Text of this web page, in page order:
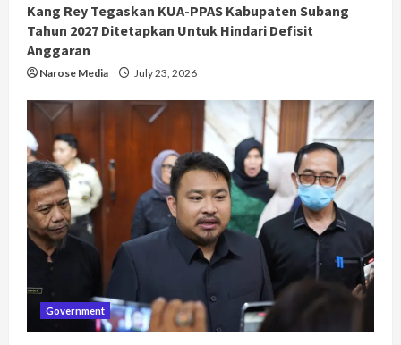
Kang Rey Tegaskan KUA-PPAS Kabupaten Subang
Tahun 2027 Ditetapkan Untuk Hindari Defisit
Anggaran
Narose Media July 23, 2026
Government